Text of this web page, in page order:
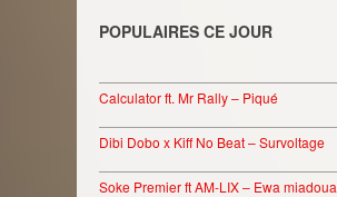
POPULAIRES CE JOUR
Calculator ft. Mr Rally – Piqué
Dibi Dobo x Kiff No Beat – Survoltage
Soke Premier ft AM-LIX – Ewa miadoua